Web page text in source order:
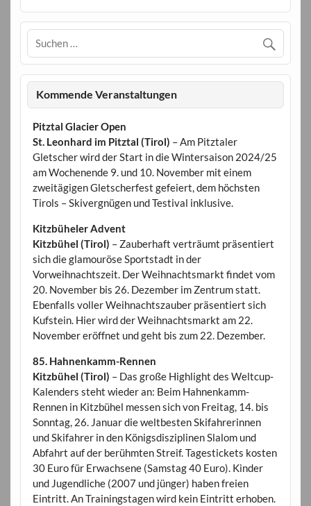
Kommende Veranstaltungen
Pitztal Glacier Open
St. Leonhard im Pitztal (Tirol) – Am Pitztaler
Gletscher wird der Start in die Wintersaison 2024/25
am Wochenende 9. und 10. November mit einem
zweitägigen Gletscherfest gefeiert, dem höchsten
Tirols – Skivergnügen und Testival inklusive.
Kitzbüheler Advent
Kitzbühel (Tirol) – Zauberhaft verträumt präsentiert
sich die glamouröse Sportstadt in der
Vorweihnachtszeit. Der Weihnachtsmarkt findet vom
20. November bis 26. Dezember im Zentrum statt.
Ebenfalls voller Weihnachtszauber präsentiert sich
Kufstein. Hier wird der Weihnachtsmarkt am 22.
November eröffnet und geht bis zum 22. Dezember.
85. Hahnenkamm-Rennen
Kitzbühel (Tirol) – Das große Highlight des Weltcup-
Kalenders steht wieder an: Beim Hahnenkamm-
Rennen in Kitzbühel messen sich von Freitag, 14. bis
Sonntag, 26. Januar die weltbesten Skifahrerinnen
und Skifahrer in den Königsdisziplinen Slalom und
Abfahrt auf der berühmten Streif. Tagestickets kosten
30 Euro für Erwachsene (Samstag 40 Euro). Kinder
und Jugendliche (2007 und jünger) haben freien
Eintritt. An Trainingstagen wird kein Eintritt erhoben.